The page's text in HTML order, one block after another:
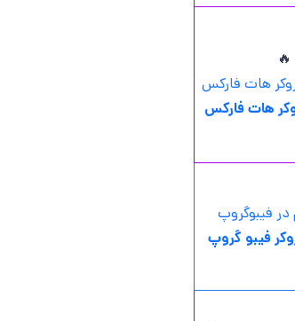
🔥
هات فارکس
هات فارکس
در فیبوگروپ
فیبو گروپ